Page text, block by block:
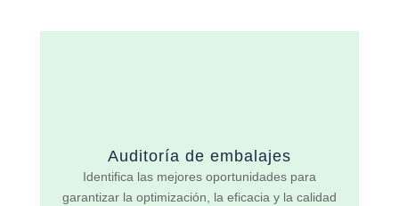
Auditoría de embalajes
Identifica las mejores oportunidades para
garantizar la optimización, la eficacia y la calidad